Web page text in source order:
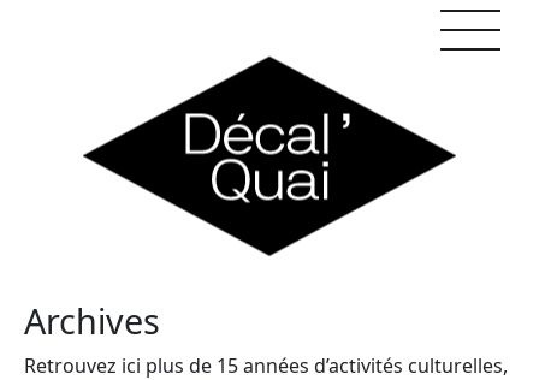
Archives
Retrouvez ici plus de 15 années d’activités culturelles,